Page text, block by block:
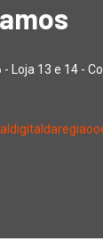
Loja 13 e 14 -